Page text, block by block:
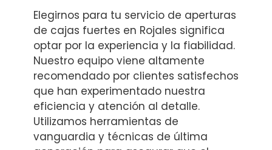
Elegirnos para tu servicio de aperturas
de cajas fuertes en Rojales significa
optar por la experiencia y la fiabilidad.
Nuestro equipo viene altamente
recomendado por clientes satisfechos
que han experimentado nuestra
eficiencia y atención al detalle.
Utilizamos herramientas de
vanguardia y técnicas de última